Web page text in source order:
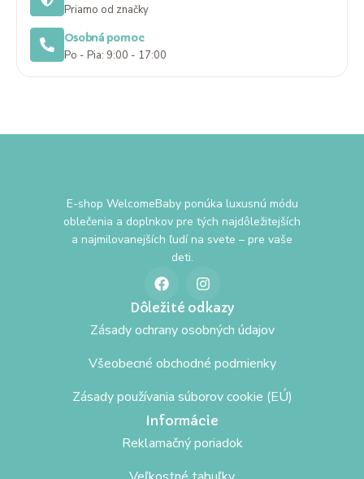
Priamo od značky
Osobná pomoc
Po - Pia: 9:00 - 17:00
E-shop WelcomeBaby ponúka luxusnú módu
oblečenia a doplnkov pre tých najdôležitejších
a najmilovanejších ľudí na svete – pre vaše
deti.
Dôležité odkazy
Zásady ochrany osobných údajov
Všeobecné obchodné podmienky
Zásady používania súborov cookie (EÚ)
Informácie
Reklamačný poriadok